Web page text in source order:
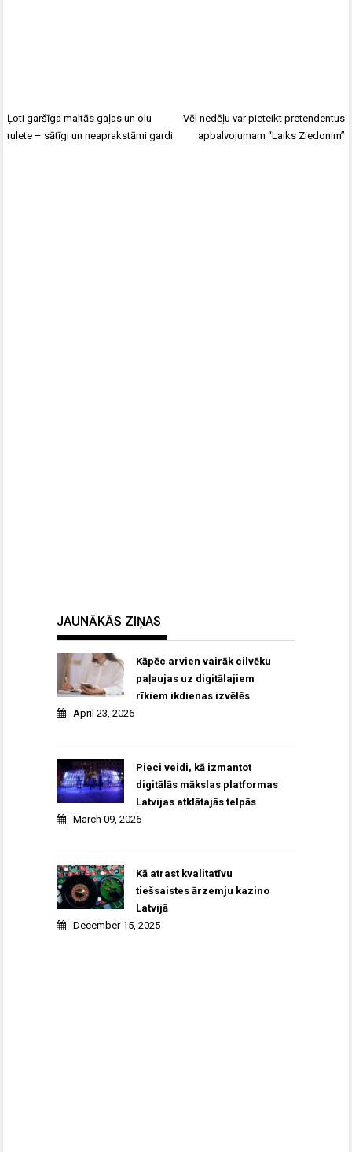
Ļoti garšīga maltās gaļas un olu
rulete – sātīgi un neaprakstāmi gardi
Vēl nedēļu var pieteikt pretendentus
apbalvojumam “Laiks Ziedonim”
JAUNĀKĀS ZIŅAS
Kāpēc arvien vairāk cilvēku
paļaujas uz digitālajiem
rīkiem ikdienas izvēlēs
April 23, 2026
Pieci veidi, kā izmantot
digitālās mākslas platformas
Latvijas atklātajās telpās
March 09, 2026
Kā atrast kvalitatīvu
tiešsaistes ārzemju kazino
Latvijā
December 15, 2025